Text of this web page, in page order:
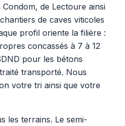
de Lectoure ainsi
de caves viticoles
profil oriente la filière :
concassés à 7 à 12
pour les bétons
transporté. Nous
votre tri ainsi que votre
les terrains. Le semi-